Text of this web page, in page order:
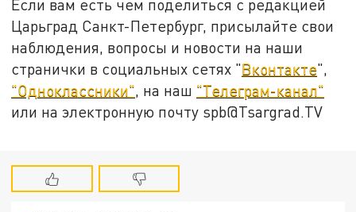
Если вам есть чем поделиться с редакцией
Царьград Санкт-Петербург, присылайте свои
наблюдения, вопросы и новости на наши
странички в социальных сетях "Вконтакте",
"Одноклассники", на наш "Телеграм-канал"
или на электронную почту spb@Tsargrad.TV